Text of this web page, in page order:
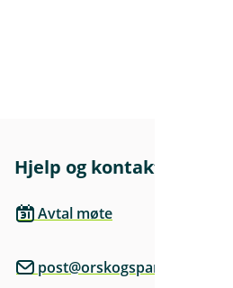
Hjelp og kontakt
Avtal møte
post@orskogsparebank.no